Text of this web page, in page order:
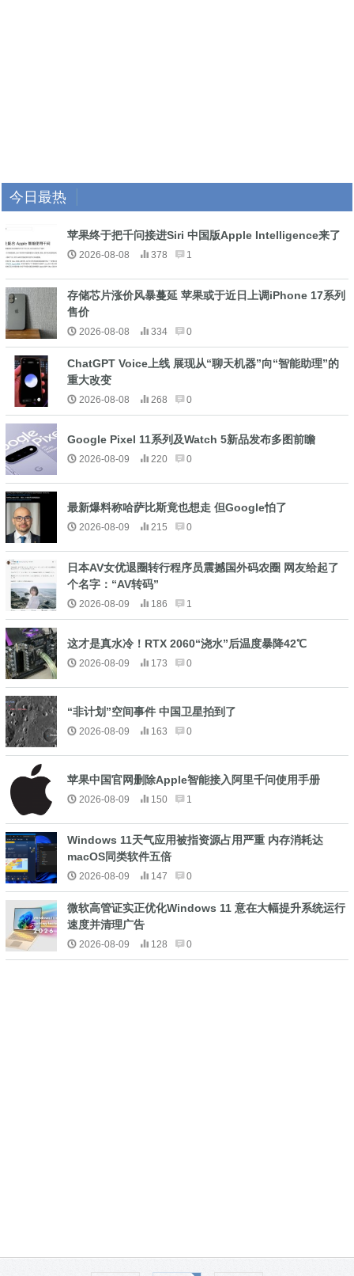
今日最热
苹果终于把千问接进Siri 中国版Apple Intelligence来了
2026-08-08 378 1
存储芯片涨价风暴蔓延 苹果或于近日上调iPhone 17系列
售价
2026-08-08 334 0
ChatGPT Voice上线 展现从“聊天机器”向“智能助理”的
重大改变
2026-08-08 268 0
Google Pixel 11系列及Watch 5新品发布多图前瞻
2026-08-09 220 0
最新爆料称哈萨比斯竟也想走 但Google怕了
2026-08-09 215 0
日本AV女优退圈转行程序员震撼国外码农圈 网友给起了
个名字：“AV转码”
2026-08-09 186 1
这才是真水冷！RTX 2060“浇水”后温度暴降42℃
2026-08-09 173 0
“非计划”空间事件 中国卫星拍到了
2026-08-09 163 0
苹果中国官网删除Apple智能接入阿里千问使用手册
2026-08-09 150 1
Windows 11天气应用被指资源占用严重 内存消耗达
macOS同类软件五倍
2026-08-09 147 0
微软高管证实正优化Windows 11 意在大幅提升系统运行
速度并清理广告
2026-08-09 128 0